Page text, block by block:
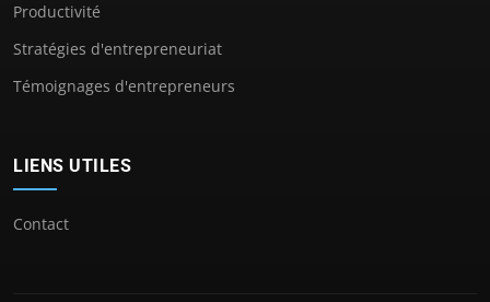
Productivité
Stratégies d'entrepreneuriat
Témoignages d'entrepreneurs
LIENS UTILES
Contact